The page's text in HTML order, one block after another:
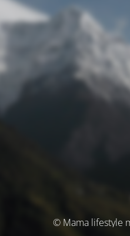
© Mama lifestyle